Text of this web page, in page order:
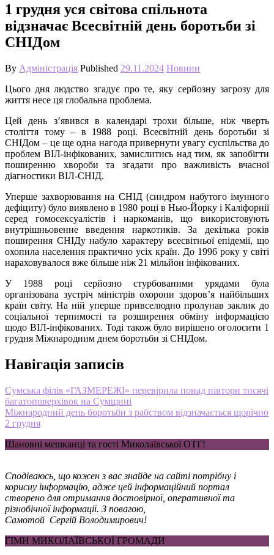
1 грудня уся світова спільнота
відзначає Всесвітній день боротьби зі
СНІДом
By Адміністрація Published 29.11.2024 Новини
Цього дня людство згадує про те, яку серйозну загрозу для
життя несе ця глобальна проблема.
Цей день з’явився в календарі трохи більше, ніж чверть
століття тому – в 1988 році. Всесвітній день боротьби зі
СНІДом – це ще одна нагода привернути увагу суспільства до
проблем ВІЛ-інфікованих, замислитись над тим, як запобігти
поширенню хвороби та згадати про важливість вчасної
діагностики ВІЛ-СНІД.
Уперше захворювання на СНІД (синдром набутого імунного
дефіциту) було виявлено в 1980 році в Нью-Йорку і Каліфорнії
серед гомосексуалістів і наркоманів, що використовують
внутрішньовенне введення наркотиків. За декілька років
поширення СНІДу набуло характеру всесвітньої епідемії, що
охопила населення практично усіх країн. До 1996 року у світі
нараховувалося вже більше ніж 21 мільйон інфікованих.
У 1988 році серйозно стурбованими урядами була
організована зустріч міністрів охорони здоров’я найбільших
країн світу. На ній уперше привселюдно пролунав заклик до
соціальної терпимості та розширення обміну інформацією
щодо ВІЛ-інфікованих. Тоді також було вирішено оголосити 1
грудня Міжнародним днем боротьби зі СНІДом.
Навігація записів
Сумська філія «ГАЗМЕРЕЖІ» перевірила понад півтори тисячі
багатоповерхівок на Сумщині
Міжнародний день боротьби з рабством відзначається щорічно
2 грудня
Шановні мешканці та гості Миколаївської ОТГ!
Сподіваюсь, що кожен з вас знайде на сайті потрібну і
корисну інформацію, адже цей інформаційний портал
створено для отримання достовірної, оперативної та
різнобічної інформації. З повагою,
Самотой Сергій Володимирович!
ГІМН МИКОЛАЇВСЬКОЇ ГРОМАДИ